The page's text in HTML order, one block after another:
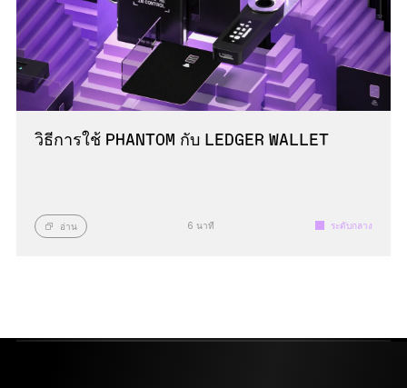
วิธีการใช้ PHANTOM กับ LEDGER WALLET
อ่าน 6 นาที ระดับกลาง